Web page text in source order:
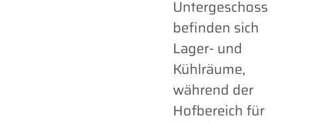
Untergeschoss
befinden sich
Lager- und
Kühlräume,
während der
Hofbereich für